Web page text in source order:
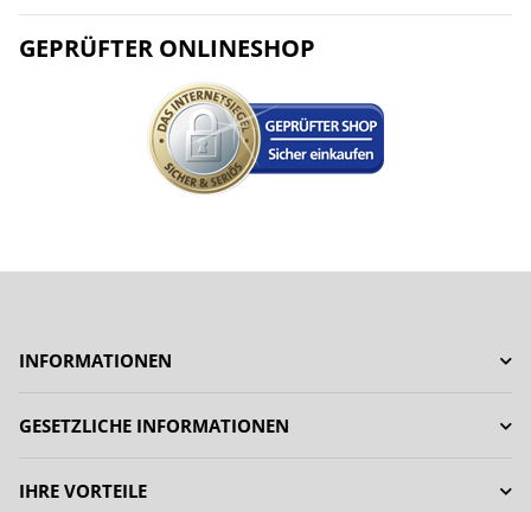
GEPRÜFTER ONLINESHOP
INFORMATIONEN
GESETZLICHE INFORMATIONEN
IHRE VORTEILE